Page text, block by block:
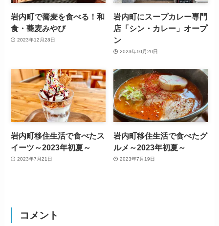
岩内町で蕎麦を食べる！和
食・蕎麦みやび
2023年12月28日
岩内町にスープカレー専門
店「シン・カレー」オープ
ン
2023年10月20日
岩内町移住生活で食べたス
イーツ～2023年初夏～
2023年7月21日
岩内町移住生活で食べたグ
ルメ～2023年初夏～
2023年7月19日
コメント